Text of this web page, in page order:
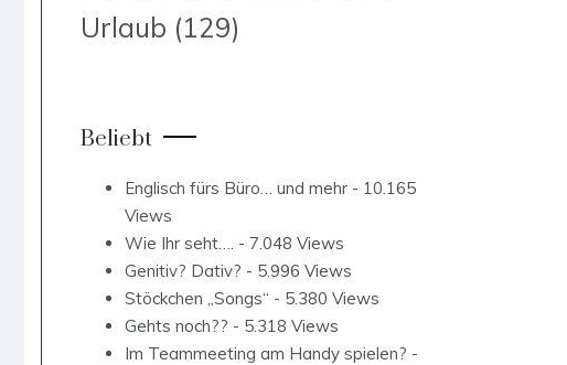
Urlaub (129)
Beliebt
Englisch fürs Büro… und mehr - 10.165
Views
Wie Ihr seht…. - 7.048 Views
Genitiv? Dativ? - 5.996 Views
Stöckchen „Songs“ - 5.380 Views
Gehts noch?? - 5.318 Views
Im Teammeeting am Handy spielen? -